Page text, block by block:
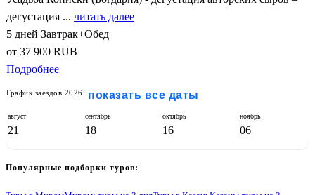
дегустация ... читать далее
5 дней Завтрак+Обед
от 37 900 RUB
Подробнее
График заездов 2026: показать все даты
август
21
сентябрь
18
октябрь
16
ноябрь
06
Популярные подборки туров: